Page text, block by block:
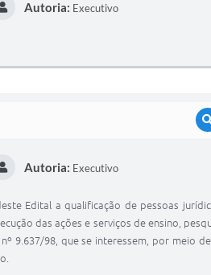
Autoria: Executivo
Autoria: Executivo
deste Edital a qualificação de pessoas
das ações e serviços de ensino,
9.637/98, que se interessem, por meio